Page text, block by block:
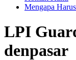
Mengapa
LPI
denpasar